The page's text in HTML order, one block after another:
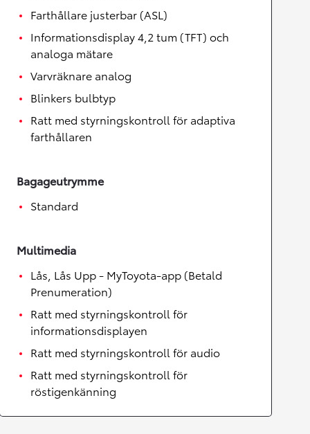
Farthållare justerbar (ASL)
Informationsdisplay 4,2 tum (TFT) och
analoga mätare
Varvräknare analog
Blinkers bulbtyp
Ratt med styrningskontroll för adaptiva
farthållaren
Bagageutrymme
Standard
Multimedia
Lås, Lås Upp - MyToyota-app (Betald
Prenumeration)
Ratt med styrningskontroll för
informationsdisplayen
Ratt med styrningskontroll för audio
Ratt med styrningskontroll för
röstigenkänning